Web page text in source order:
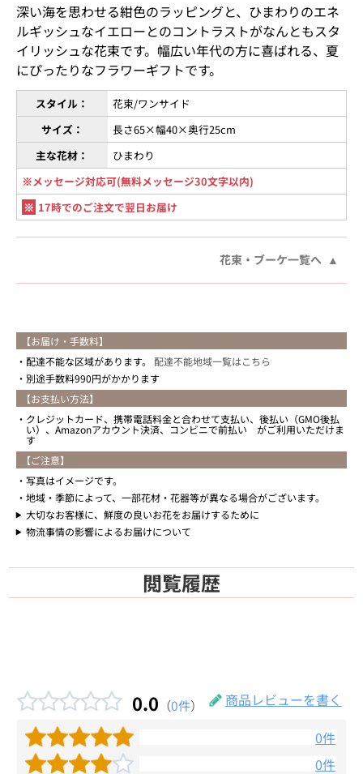
深い海を思わせる紺色のラッピングと、ひまわりのエネ
ルギッシュなイエローとのコントラストがなんともスタ
イリッシュな花束です。幅広い年代の方に喜ばれる、夏
にぴったりなフラワーギフトです。
スタイル：
花束/ワンサイド
サイズ：
長さ65×幅40×奥行25cm
主な花材：
ひまわり
※メッセージ対応可(無料メッセージ30文字以内)
※ 17時でのご注文で翌日お届け
花束・ブーケ一覧へ
【お届け・手数料】
配達不能な区域があります。 配達不能地域一覧はこちら
別途手数料990円がかかります
【お支払い方法】
クレジットカード、携帯電話料金と合わせて支払い、後払い（GMO後払
い）、Amazonアカウント決済、コンビニで前払い がご利用いただけま
す
【ご注意】
写真はイメージです。
地域・季節によって、一部花材・花器等が異なる場合がございます。
大切なお客様に、鮮度の良いお花をお届けするために
物流事情の影響によるお届けについて
閲覧履歴
0.0 （0件）
商品レビューを書く
0件
0件